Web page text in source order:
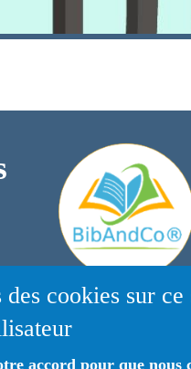
Fb-Link
cookies sur
accord pour que nous